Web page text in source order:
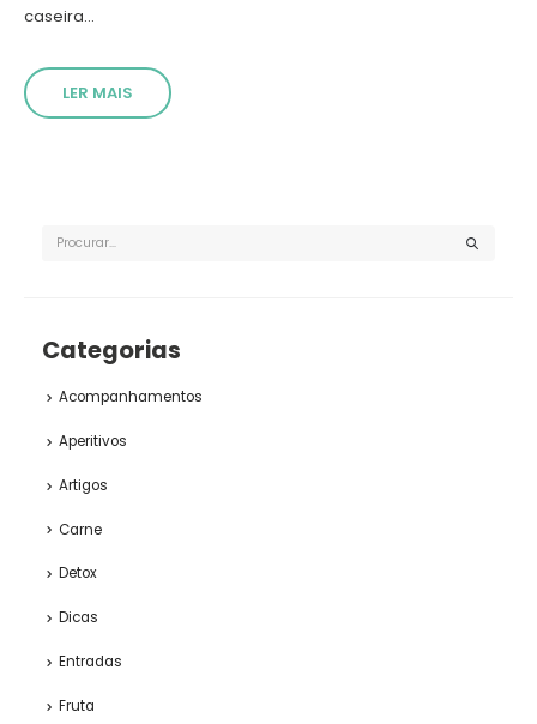
caseira...
LER MAIS
Categorias
Acompanhamentos
Aperitivos
Artigos
Carne
Detox
Dicas
Entradas
Fruta